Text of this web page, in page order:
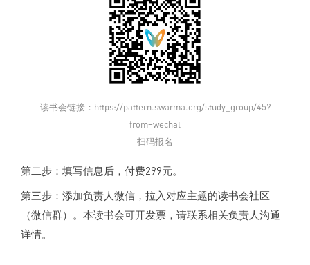
读书会链接：https://pattern.swarma.org/study_group/45?
from=wechat
扫码报名
第二步：填写信息后，付费299元。
第三步：添加负责人微信，拉入对应主题的读书会社区
（微信群）。 本读书会可开发票，请联系相关负责人沟通
详情。